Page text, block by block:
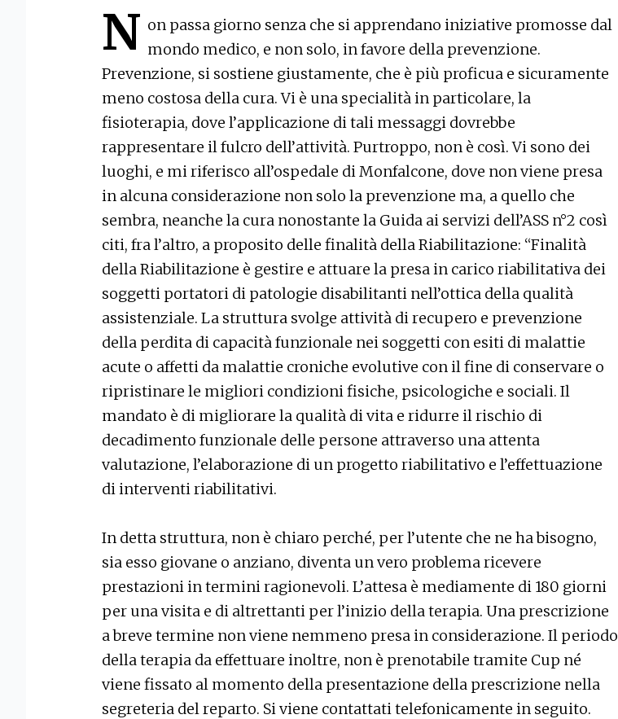
N on passa giorno senza che si apprendano iniziative promosse dal
mondo medico, e non solo, in favore della prevenzione.
Prevenzione, si sostiene giustamente, che è più proficua e sicuramente
meno costosa della cura. Vi è una specialità in particolare, la
fisioterapia, dove l’applicazione di tali messaggi dovrebbe
rappresentare il fulcro dell’attività. Purtroppo, non è così. Vi sono dei
luoghi, e mi riferisco all’ospedale di Monfalcone, dove non viene presa
in alcuna considerazione non solo la prevenzione ma, a quello che
sembra, neanche la cura nonostante la Guida ai servizi dell’ASS n°2 così
citi, fra l’altro, a proposito delle finalità della Riabilitazione: “Finalità
della Riabilitazione è gestire e attuare la presa in carico riabilitativa dei
soggetti portatori di patologie disabilitanti nell’ottica della qualità
assistenziale. La struttura svolge attività di recupero e prevenzione
della perdita di capacità funzionale nei soggetti con esiti di malattie
acute o affetti da malattie croniche evolutive con il fine di conservare o
ripristinare le migliori condizioni fisiche, psicologiche e sociali. Il
mandato è di migliorare la qualità di vita e ridurre il rischio di
decadimento funzionale delle persone attraverso una attenta
valutazione, l’elaborazione di un progetto riabilitativo e l’effettuazione
di interventi riabilitativi.
In detta struttura, non è chiaro perché, per l’utente che ne ha bisogno,
sia esso giovane o anziano, diventa un vero problema ricevere
prestazioni in termini ragionevoli. L’attesa è mediamente di 180 giorni
per una visita e di altrettanti per l’inizio della terapia. Una prescrizione
a breve termine non viene nemmeno presa in considerazione. Il periodo
della terapia da effettuare inoltre, non è prenotabile tramite Cup né
viene fissato al momento della presentazione della prescrizione nella
segreteria del reparto. Si viene contattati telefonicamente in seguito.